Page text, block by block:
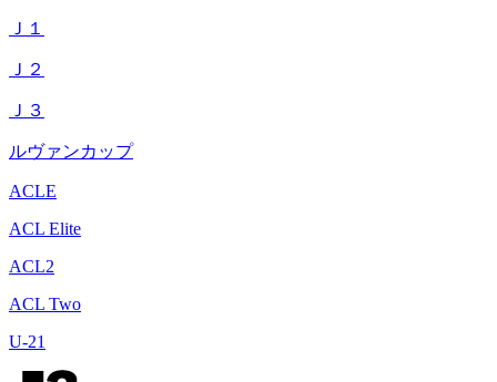
Ｊ１
Ｊ２
Ｊ３
ルヴァンカップ
ACLE
ACL Elite
ACL2
ACL Two
U-21